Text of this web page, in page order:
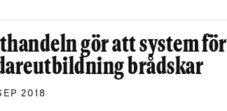
gör att system för
brådskar
2018